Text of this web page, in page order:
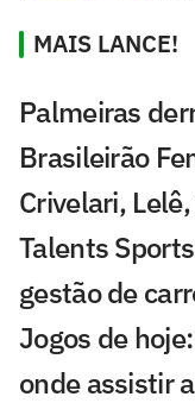
MAIS LANCE!
Palmeiras
Brasileirão
Crivelari,
Talents
gestão de
Jogos de
onde assistir